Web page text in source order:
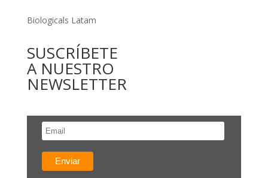
Biologicals Latam
SUSCRÍBETE
A NUESTRO
NEWSLETTER